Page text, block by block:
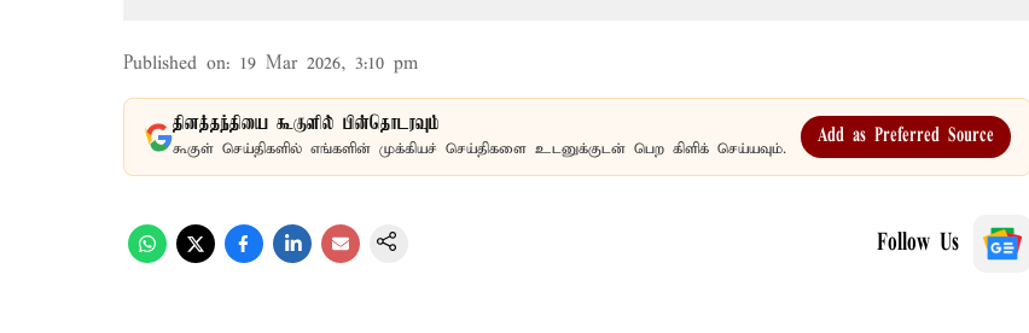
Published on: 19 Mar 2026, 3:10 pm
தினத்தந்தியை கூகுளில் பின்தொடரவும்
கூகுள் செய்திகளில் எங்களின் முக்கியச் செய்திகளை உடனுக்குடன் பெற கிளிக் செய்யவும்.
Add as Preferred Source
Follow Us